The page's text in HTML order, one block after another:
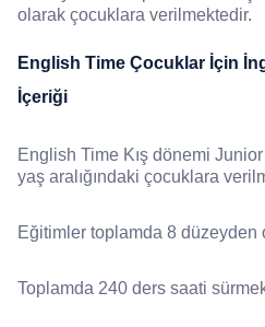
olarak çocuklara verilmektedir.
English Time Çocuklar İçin
İçeriği
English Time Kış dönemi
yaş aralığındaki çocuklara
Eğitimler toplamda 8 düzeyden
Toplamda 240 ders saati